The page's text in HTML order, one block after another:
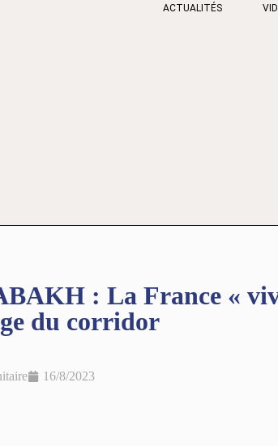
ACTUALITÉS
: La France «
du corridor
16/8/2023